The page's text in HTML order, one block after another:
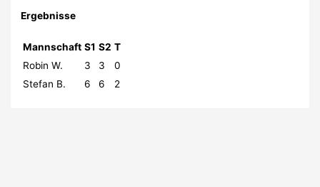
Ergebnisse
Mannschaft S1 S2 T
Robin W.
3 3
0
Stefan B.
6 6 2